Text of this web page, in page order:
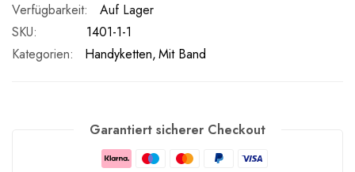
Auf Lager
SKU
1401-1-1
Kategorien:
Handyketten Mit Band
Garantiert sicherer Checkout